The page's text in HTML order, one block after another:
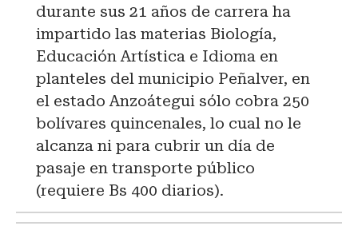
durante sus 21 años de carrera ha
impartido las materias Biología,
Educación Artística e Idioma en
planteles del municipio Peñalver, en
el estado Anzoátegui sólo cobra 250
bolívares quincenales, lo cual no le
alcanza ni para cubrir un día de
pasaje en transporte público
(requiere Bs 400 diarios).